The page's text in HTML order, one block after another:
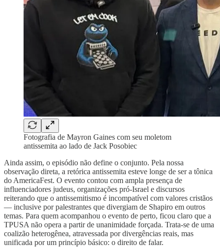
Fotografia de Mayron Gaines com seu moletom
antissemita ao lado de Jack Posobiec
Ainda assim, o episódio não define o conjunto. Pela nossa
observação direta, a retórica antissemita esteve longe de ser a tônica
do AmericaFest. O evento contou com ampla presença de
influenciadores judeus, organizações pró-Israel e discursos
reiterando que o antissemitismo é incompatível com valores cristãos
— inclusive por palestrantes que divergiam de Shapiro em outros
temas. Para quem acompanhou o evento de perto, ficou claro que a
TPUSA não opera a partir de unanimidade forçada. Trata-se de uma
coalizão heterogênea, atravessada por divergências reais, mas
unificada por um princípio básico: o direito de falar.